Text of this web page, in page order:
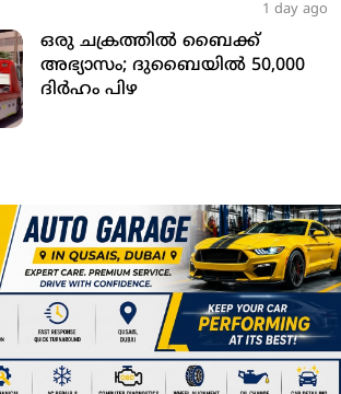
1 day ago
ഒരു ചക്രത്തില്‍ ബൈക്ക്
അഭ്യാസം; ദുബൈയില്‍ 50,000
ദിര്‍ഹം പിഴ